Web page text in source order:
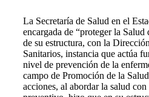
La Secretaría de Salud en el
encargada de “proteger la
de su estructura, con la
Sanitarios, instancia que actúa
nivel de prevención de la
campo de Promoción de la
acciones, al abordar la salud